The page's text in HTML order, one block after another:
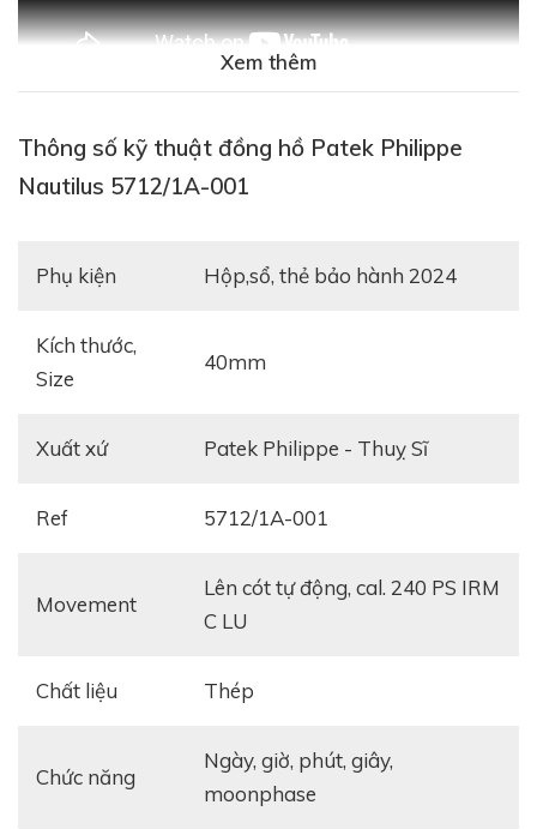
Xem thêm
Thông số kỹ thuật đồng hồ Patek Philippe
Nautilus 5712/1A-001
Phụ kiện Hộp,sổ, thẻ bảo hành 2024
Kích thước,
Size
40mm
Xuất xứ Patek Philippe - Thuỵ Sĩ
Ref 5712/1A-001
Movement
Lên cót tự động, cal. 240 PS IRM
C LU
Chất liệu Thép
Chức năng
Ngày, giờ, phút, giây,
moonphase